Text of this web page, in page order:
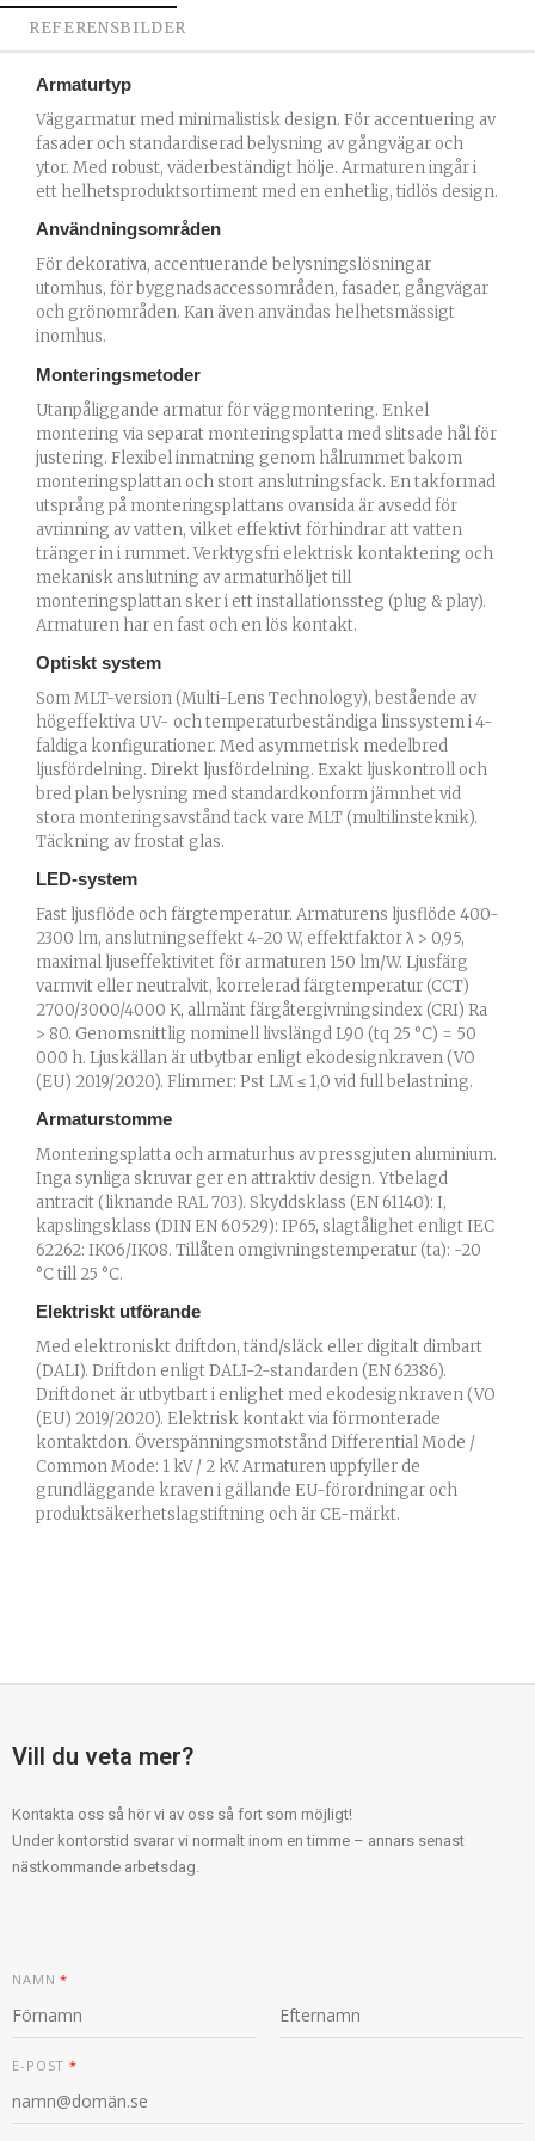
REFERENSBILDER
Armaturtyp
Väggarmatur med minimalistisk design. För accentuering av
fasader och standardiserad belysning av gångvägar och
ytor. Med robust, väderbeständigt hölje. Armaturen ingår i
ett helhetsproduktsortiment med en enhetlig, tidlös design.
Användningsområden
För dekorativa, accentuerande belysningslösningar
utomhus, för byggnadsaccessområden, fasader, gångvägar
och grönområden. Kan även användas helhetsmässigt
inomhus.
Monteringsmetoder
Utanpåliggande armatur för väggmontering. Enkel
montering via separat monteringsplatta med slitsade hål för
justering. Flexibel inmatning genom hålrummet bakom
monteringsplattan och stort anslutningsfack. En takformad
utsprång på monteringsplattans ovansida är avsedd för
avrinning av vatten, vilket effektivt förhindrar att vatten
tränger in i rummet. Verktygsfri elektrisk kontaktering och
mekanisk anslutning av armaturhöljet till
monteringsplattan sker i ett installationssteg (plug & play).
Armaturen har en fast och en lös kontakt.
Optiskt system
Som MLT-version (Multi-Lens Technology), bestående av
högeffektiva UV- och temperaturbeständiga linssystem i 4-
faldiga konfigurationer. Med asymmetrisk medelbred
ljusfördelning. Direkt ljusfördelning. Exakt ljuskontroll och
bred plan belysning med standardkonform jämnhet vid
stora monteringsavstånd tack vare MLT (multilinsteknik).
Täckning av frostat glas.
LED-system
Fast ljusflöde och färgtemperatur. Armaturens ljusflöde 400-
2300 lm, anslutningseffekt 4-20 W, effektfaktor λ > 0,95,
maximal ljuseffektivitet för armaturen 150 lm/W. Ljusfärg
varmvit eller neutralvit, korrelerad färgtemperatur (CCT)
2700/3000/4000 K, allmänt färgåtergivningsindex (CRI) Ra
> 80. Genomsnittlig nominell livslängd L90 (tq 25 °C) = 50
000 h. Ljuskällan är utbytbar enligt ekodesignkraven (VO
(EU) 2019/2020). Flimmer: Pst LM ≤ 1,0 vid full belastning.
Armaturstomme
Monteringsplatta och armaturhus av pressgjuten aluminium.
Inga synliga skruvar ger en attraktiv design. Ytbelagd
antracit (liknande RAL 703). Skyddsklass (EN 61140): I,
kapslingsklass (DIN EN 60529): IP65, slagtålighet enligt IEC
62262: IK06/IK08. Tillåten omgivningstemperatur (ta): -20
°C till 25 °C.
Elektriskt utförande
Med elektroniskt driftdon, tänd/släck eller digitalt dimbart
(DALI). Driftdon enligt DALI-2-standarden (EN 62386).
Driftdonet är utbytbart i enlighet med ekodesignkraven (VO
(EU) 2019/2020). Elektrisk kontakt via förmonterade
kontaktdon. Överspänningsmotstånd Differential Mode /
Common Mode: 1 kV / 2 kV. Armaturen uppfyller de
grundläggande kraven i gällande EU-förordningar och
produktsäkerhetslagstiftning och är CE-märkt.
Vill du veta mer?
Kontakta oss så hör vi av oss så fort som möjligt!
Under kontorstid svarar vi normalt inom en timme – annars senast
nästkommande arbetsdag.
NAMN*
Ö
S
T
-
O
S
E-POST*